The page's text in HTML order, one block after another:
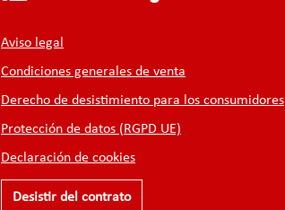
Aviso legal
Condiciones generales de venta
Derecho de desistimiento para los consumidores
Protección de datos (RGPD UE)
Declaración de cookies
Desistir del contrato